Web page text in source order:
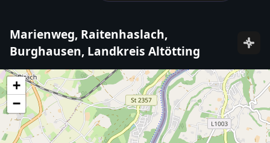
Marienweg, Raitenhaslach,
Burghausen, Landkreis Altötting
+
−